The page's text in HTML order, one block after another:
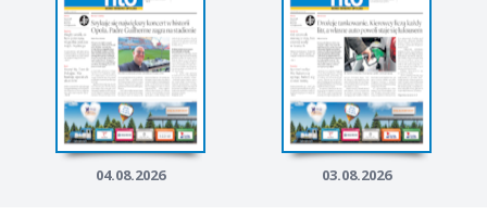
04.08.2026 03.08.2026